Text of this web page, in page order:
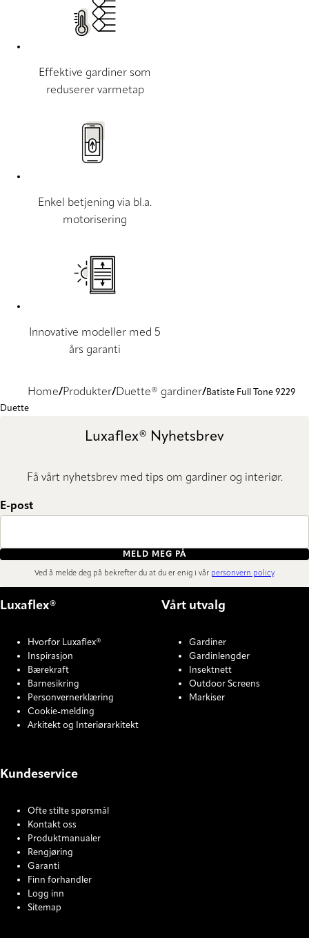
Effektive gardiner som
reduserer varmetap
Enkel betjening via bl.a.
motorisering
Innovative modeller med 5
års garanti
Home Produkter Duette® gardiner
Batiste Full Tone 9229
Duette
Luxaflex® Nyhetsbrev
Få vårt nyhetsbrev med tips om gardiner og interiør.
E-post
MELD MEG PÅ
Ved å melde deg på bekrefter du at du er enig i vår personvern policy.
Luxaflex®
Hvorfor Luxaflex®
Inspirasjon
Bærekraft
Barnesikring
Personvernerklæring
Cookie-melding
Arkitekt og Interiørarkitekt
Vårt utvalg
Gardiner
Gardinlengder
Insektnett
Outdoor Screens
Markiser
Kundeservice
Ofte stilte spørsmål
Kontakt oss
Produktmanualer
Rengjøring
Garanti
Finn forhandler
Logg inn
Sitemap